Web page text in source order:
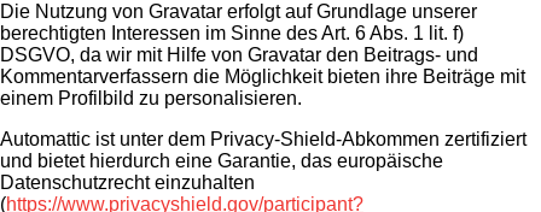
Die Nutzung von Gravatar erfolgt auf Grundlage unserer
berechtigten Interessen im Sinne des Art. 6 Abs. 1 lit. f)
DSGVO, da wir mit Hilfe von Gravatar den Beitrags- und
Kommentarverfassern die Möglichkeit bieten ihre Beiträge mit
einem Profilbild zu personalisieren.
Automattic ist unter dem Privacy-Shield-Abkommen zertifiziert
und bietet hierdurch eine Garantie, das europäische
Datenschutzrecht einzuhalten
(https://www.privacyshield.gov/participant?